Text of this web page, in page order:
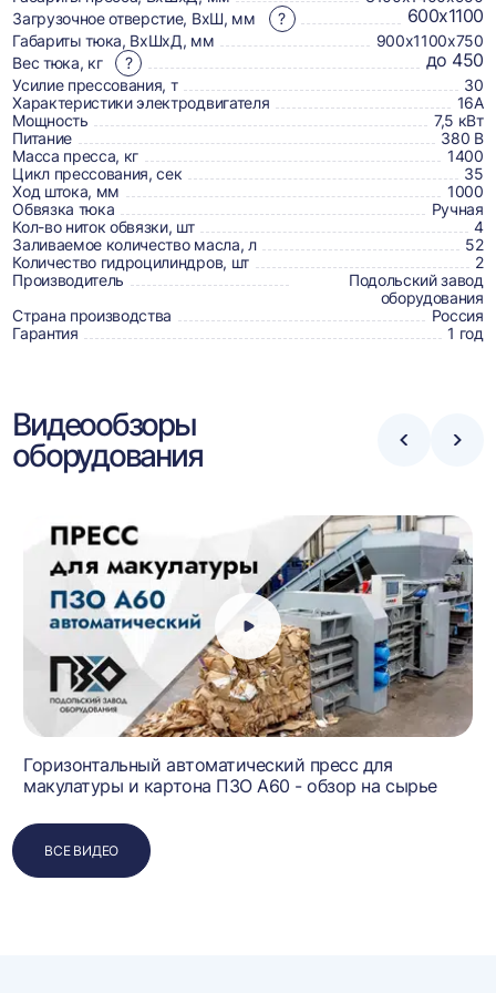
доставке,
отзывах
и
сертификаты
Загрузочное отверстие, ВхШ, мм
? 600х1100
Габариты тюка, ВхШхД, мм
900х1100х750
Вес тюка, кг
? до 450
Усилие прессования, т
30
Характеристики электродвигателя
16А
Мощность
7,5 кВт
Питание
380 В
Масса пресса, кг
1400
Цикл прессования, сек
35
Ход штока, мм
1000
Обвязка тюка
Ручная
Кол-во ниток обвязки, шт
4
Заливаемое количество масла, л
52
Количество гидроцилиндров, шт
2
Производитель
Подольский завод
оборудования
Страна производства
Россия
Гарантия
1 год
Видеообзоры
оборудования
Стрелка
Горизонтальный автоматический пресс для
макулатуры и картона ПЗО А60 - обзор на сырье
ВСЕ ВИДЕО